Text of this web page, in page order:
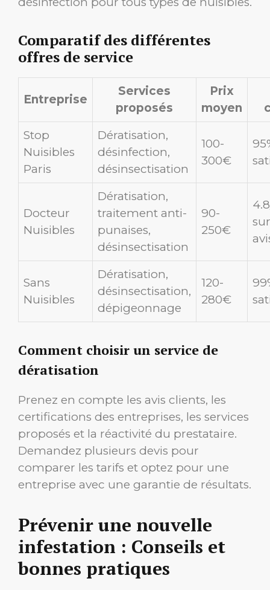
Comparatif des différentes
offres de service
Entreprise
Services
proposés
Prix
moyen
Stop
Nuisibles
Paris
Dératisation,
désinfection,
désinsectisation
100-
300€
Docteur
Nuisibles
Dératisation,
traitement anti-
punaises,
désinsectisation
90-
250€
Sans
Nuisibles
Dératisation,
désinsectisation,
dépigeonnage
120-
280€
Comment choisir un service de
dératisation
Prenez en compte les avis clients, les
certifications des entreprises, les services
proposés et la réactivité du prestataire.
Demandez plusieurs devis pour
comparer les tarifs et optez pour une
entreprise avec une garantie de résultats.
Prévenir une nouvelle
infestation : Conseils et
bonnes pratiques